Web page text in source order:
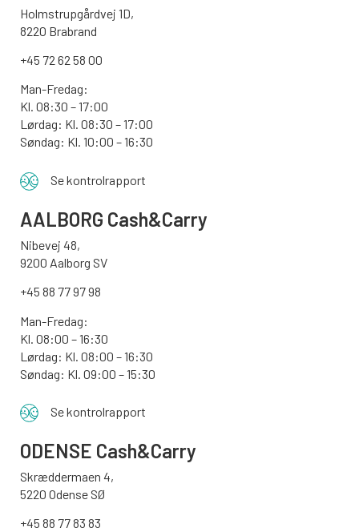
Holmstrupgårdvej 1D,
8220 Brabrand
+45 72 62 58 00
Man-Fredag:
Kl. 08:30 – 17:00
Lørdag: Kl. 08:30 – 17:00
Søndag: Kl. 10:00 – 16:30
Se kontrolrapport
AALBORG Cash&Carry
Nibevej 48,
9200 Aalborg SV
+45 88 77 97 98
Man-Fredag:
Kl. 08:00 – 16:30
Lørdag: Kl. 08:00 – 16:30
Søndag: Kl. 09:00 – 15:30
Se kontrolrapport
ODENSE Cash&Carry
Skræddermaen 4,
5220 Odense SØ
+45 88 77 83 83